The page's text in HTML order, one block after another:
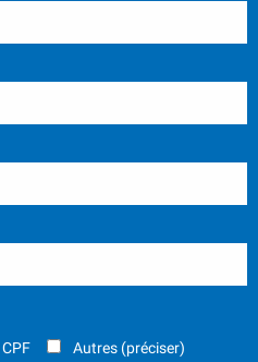
CPF Autres (préciser)